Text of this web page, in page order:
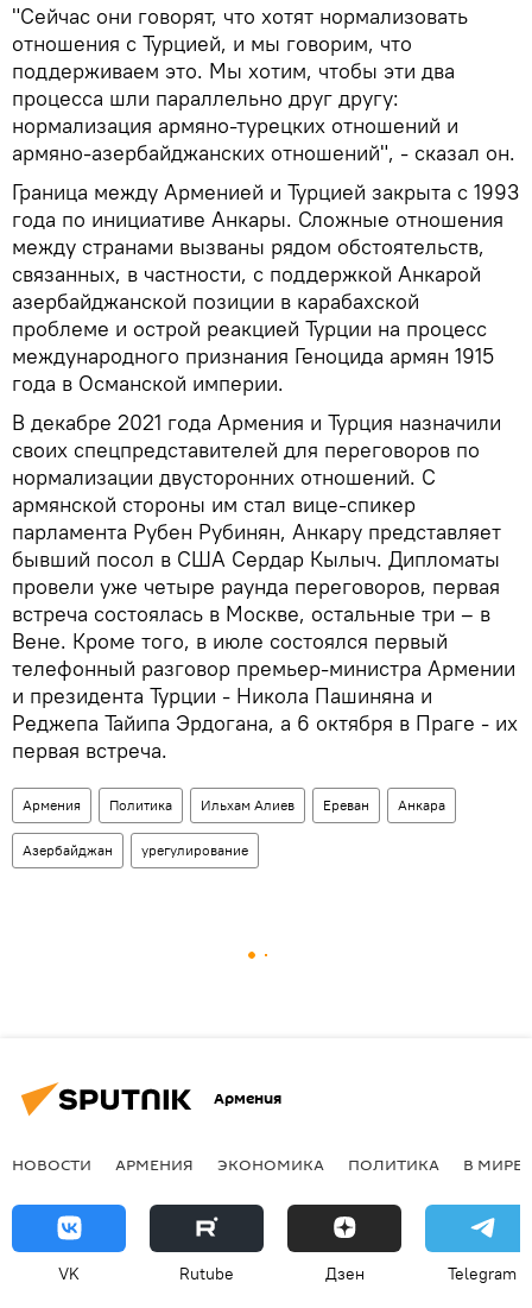
"Сейчас они говорят, что хотят нормализовать
отношения с Турцией, и мы говорим, что
поддерживаем это. Мы хотим, чтобы эти два
процесса шли параллельно друг другу:
нормализация армяно-турецких отношений и
армяно-азербайджанских отношений", - сказал он.
Граница между Арменией и Турцией закрыта с 1993
года по инициативе Анкары. Сложные отношения
между странами вызваны рядом обстоятельств,
связанных, в частности, с поддержкой Анкарой
азербайджанской позиции в карабахской
проблеме и острой реакцией Турции на процесс
международного признания Геноцида армян 1915
года в Османской империи.
В декабре 2021 года Армения и Турция назначили
своих спецпредставителей для переговоров по
нормализации двусторонних отношений. С
армянской стороны им стал вице-спикер
парламента Рубен Рубинян, Анкару представляет
бывший посол в США Сердар Кылыч. Дипломаты
провели уже четыре раунда переговоров, первая
встреча состоялась в Москве, остальные три – в
Вене. Кроме того, в июле состоялся первый
телефонный разговор премьер-министра Армении
и президента Турции - Никола Пашиняна и
Реджепа Тайипа Эрдогана, а 6 октября в Праге - их
первая встреча.
Армения Политика Ильхам Алиев Ереван Анкара
Азербайджан урегулирование
Армения
НОВОСТИ АРМЕНИЯ ЭКОНОМИКА ПОЛИТИКА В МИРЕ
VK Rutube Дзен Telegram